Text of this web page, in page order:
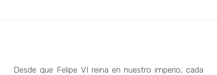
Desde que Felipe VI reina en nuestro imperio, cada